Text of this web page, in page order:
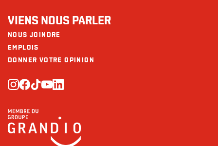
VIENS NOUS PARLER
NOUS JOINDRE
EMPLOIS
DONNER VOTRE OPINION